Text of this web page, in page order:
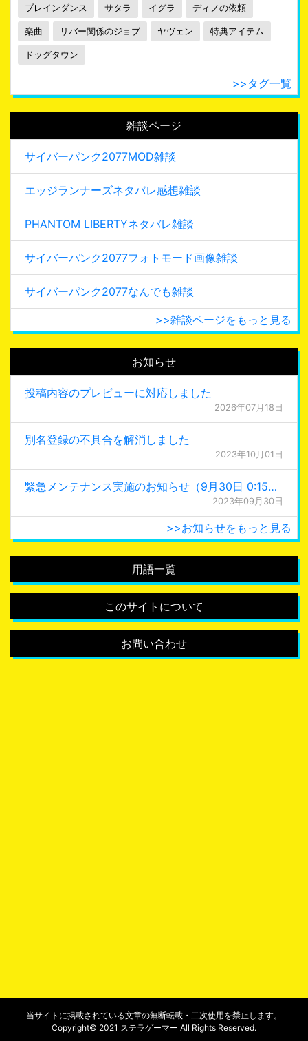
ブレインダンス サタラ イグラ ディノの依頼
楽曲 リバー関係のジョブ ヤヴェン 特典アイテム
ドッグタウン
>>タグ一覧
雑談ページ
サイバーパンク2077MOD雑談
エッジランナーズネタバレ感想雑談
PHANTOM LIBERTYネタバレ雑談
サイバーパンク2077フォトモード画像雑談
サイバーパンク2077なんでも雑談
>>雑談ページをもっと見る
お知らせ
投稿内容のプレビューに対応しました
2026年07月18日
別名登録の不具合を解消しました
2023年10月01日
緊急メンテナンス実施のお知らせ（9月30日 0:15更新）
2023年09月30日
>>お知らせをもっと見る
用語一覧
このサイトについて
お問い合わせ
当サイトに掲載されている文章の無断転載・二次使用を禁止します。
Copyright© 2021 ステラゲーマー All Rights Reserved.